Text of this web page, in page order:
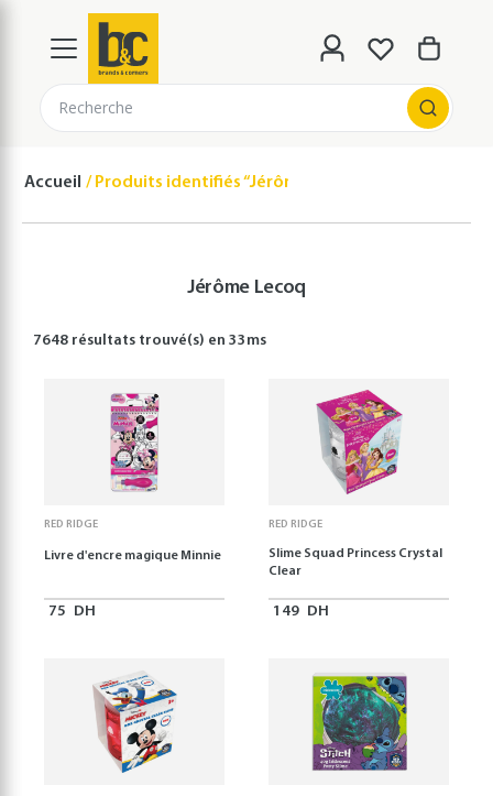
Recherche
Accueil Produits identifiés “Jérôme Lecoq”
Jérôme Lecoq
7648 résultats trouvé(s) en33 ms
RED RIDGE
Livre d'encre magique Minnie
75 DH
RED RIDGE
Slime Squad Princess Crystal
Clear
149 DH